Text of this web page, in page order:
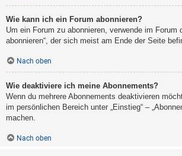
Wie kann ich ein Forum abonnieren?
Um ein Forum zu abonnieren, verwende im Forum
abonnieren“, der sich meist am Ende der Seite
Nach oben
Wie deaktiviere ich meine Abonnements?
Wenn du mehrere Abonnements deaktivieren
im persönlichen Bereich unter „Einstieg“ –
machen.
Nach oben